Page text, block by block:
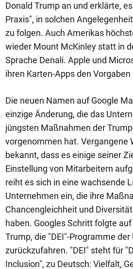
Donald Trump an und erklärte,
Praxis", in solchen
zu folgen. Auch Amerikas
wieder Mount McKinley statt in
Sprache Denali. Apple und
ihren Karten-Apps den Vorgaben
Die neuen Namen auf Google
einzige Änderung, die das
jüngsten Maßnahmen der
vorgenommen hat. Vergangene
bekannt, dass es einige seiner
Einstellung von Mitarbeitern
reiht es sich in eine wachsende
Unternehmen ein, die ihre
Chancengleichheit und
haben. Googles Schritt folgte
Trump, die "DEI"-Programme
zurückzufahren. "DEI" steht für
Inclusion", zu Deutsch: Vielfalt,